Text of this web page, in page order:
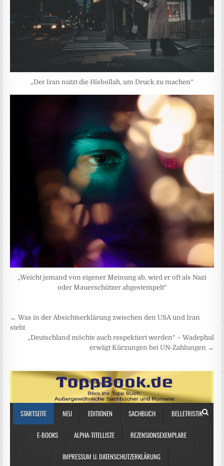
„Der Iran nutzt die Hisbollah, um Druck zu machen“
„Weicht jemand von eigener Meinung ab, wird er oft als Nazi
oder Mauerschützer abgestempelt“
Beitragsnavigation
← Was in der Absichtserklärung zwischen den USA und Iran
steht
„Deutschland möchte auch respektiert werden“ – Wadephul
erwägt Kürzungen bei UN-Zahlungen →